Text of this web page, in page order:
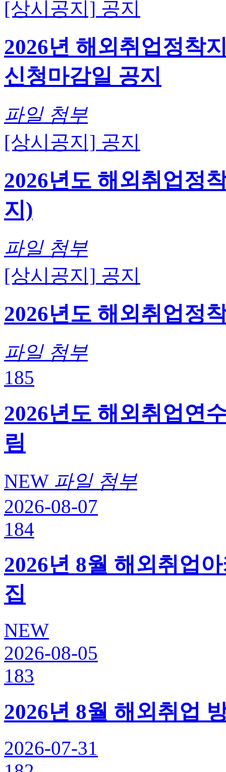
[상시공지] 공지
2026년 해외취업정착
신청마감일 공지
파일 첨부
[상시공지] 공지
2026년도 해외취업정
지)
파일 첨부
[상시공지] 공지
2026년도 해외취업정
파일 첨부
185
2026년도 해외취업연
림
NEW 파일 첨부
2026-08-07
184
2026년 8월 해외취업
집
NEW
2026-08-05
183
2026년 8월 해외취업
2026-07-31